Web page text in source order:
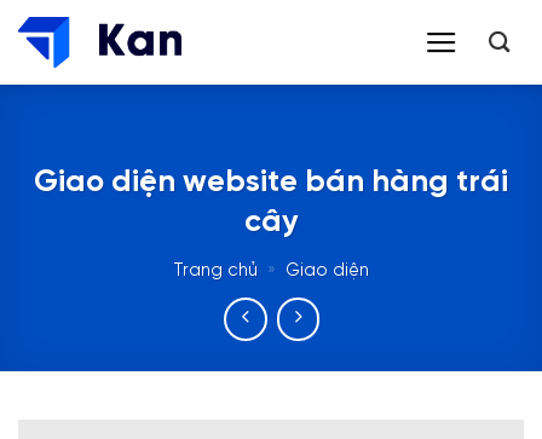
Bỏ
qua
nội
Giao diện website bán hàng trái
cây
Trang chủ » Giao diện